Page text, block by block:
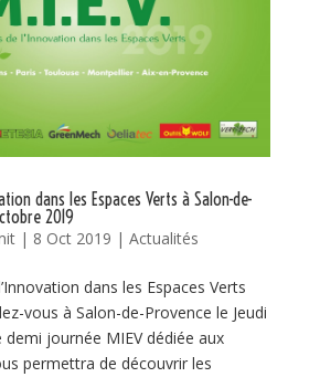
dans les Espaces Verts à Salon-de-
2019
| 8 Oct 2019 | Actualités
dans les Espaces Verts
vous à Salon-de-Provence le Jeudi
demi journée MIEV dédiée aux
permettra de découvrir les